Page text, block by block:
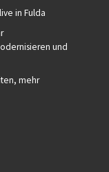
in Fulda
und
mehr